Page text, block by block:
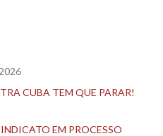
CUBA TEM QUE PARAR!
EM PROCESSO